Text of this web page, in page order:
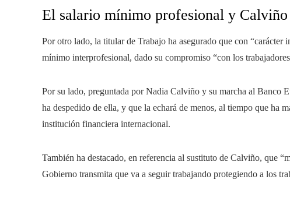
El salario mínimo profesional y Calviño
Por otro lado, la titular de Trabajo ha asegurado que con
mínimo interprofesional, dado su compromiso “con los
Por su lado, preguntada por Nadia Calviño y su marcha al Banco
ha despedido de ella, y que la echará de menos, al tiempo que ha
institución financiera internacional.
También ha destacado, en referencia al sustituto de Calviño, que
Gobierno transmita que va a seguir trabajando protegiendo a los